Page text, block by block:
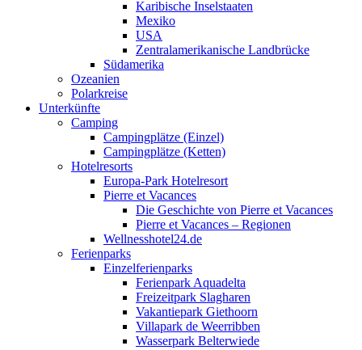
Karibische Inselstaaten
Mexiko
USA
Zentralamerikanische Landbrücke
Südamerika
Ozeanien
Polarkreise
Unterkünfte
Camping
Campingplätze (Einzel)
Campingplätze (Ketten)
Hotelresorts
Europa-Park Hotelresort
Pierre et Vacances
Die Geschichte von Pierre et Vacances
Pierre et Vacances – Regionen
Wellnesshotel24.de
Ferienparks
Einzelferienparks
Ferienpark Aquadelta
Freizeitpark Slagharen
Vakantiepark Giethoorn
Villapark de Weerribben
Wasserpark Belterwiede